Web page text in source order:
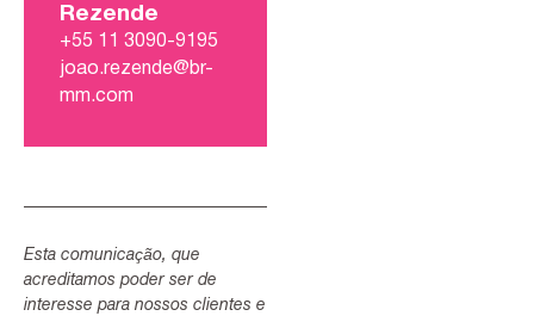
Rezende
+55 11 3090-9195
joao.rezende@br-
mm.com
Esta comunicação, que
acreditamos poder ser de
interesse para nossos clientes e